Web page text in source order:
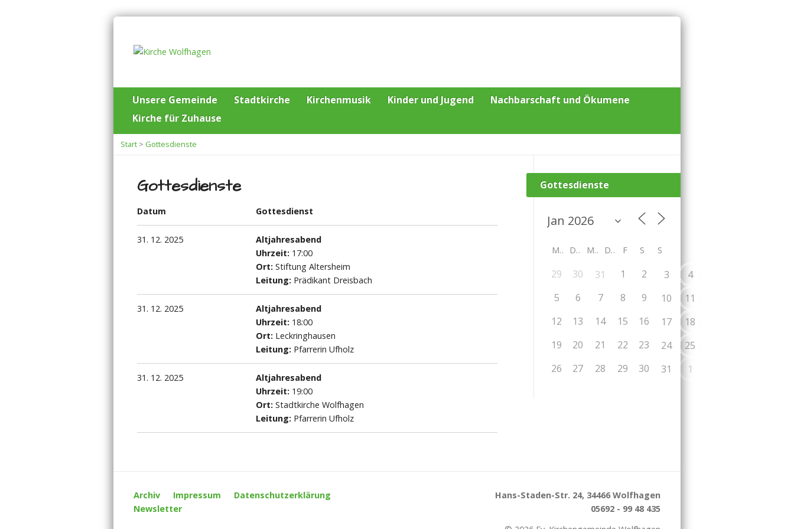
Unsere Gemeinde Stadtkirche Kirchenmusik Kinder und Jugend
Nachbarschaft und Ökumene
Kirche für Zuhause
Start > Gottesdienste
Gottesdienste
Datum Gottesdienst
31. 12. 2025
Altjahresabend
Uhrzeit: 17:00
Ort: Stiftung Altersheim
Leitung: Prädikant Dreisbach
31. 12. 2025
Altjahresabend
Uhrzeit: 18:00
Ort: Leckringhausen
Leitung: Pfarrerin Ufholz
31. 12. 2025
Altjahresabend
Uhrzeit: 19:00
Ort: Stadtkirche Wolfhagen
Leitung: Pfarrerin Ufholz
Gottesdienste
M D M D F S S
29 30 31 1 2 3
4
5
6 7 8 9 10
11
12
13 14 15 16 17
18
19
20 21 22 23 24
25
26
27 28 29 30 31 1
Archiv Impressum
Datenschutzerklärung
Newsletter
Hans-Staden-Str. 24, 34466 Wolfhagen
05692 - 99 48 435